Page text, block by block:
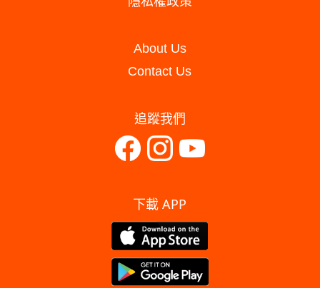
About Us
Contact Us
追蹤我們
下載 APP